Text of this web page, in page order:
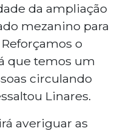
da ampliação
mezanino para
o
que temos um
circulando
Linares.
averiguar as